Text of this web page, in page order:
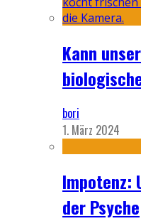
Kann
bori
1. März 2024
Impotenz:
der Psyche